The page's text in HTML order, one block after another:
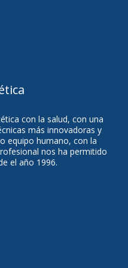
con la salud, con una
más innovadoras y
equipo humano, con la
nos ha permitido
el año 1996.